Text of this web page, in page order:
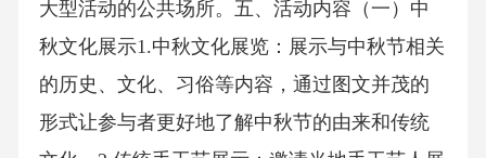
大型活动的公共场所。五、活动内容（一）中
秋文化展示1.中秋文化展览：展示与中秋节相关
的历史、文化、习俗等内容，通过图文并茂的
形式让参与者更好地了解中秋节的由来和传统